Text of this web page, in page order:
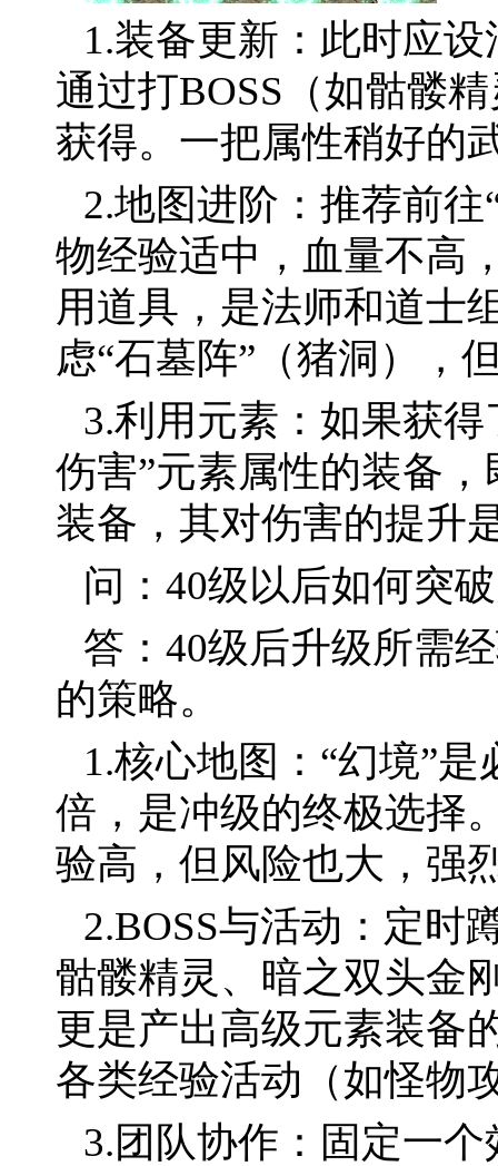
1.装备更新：此时应
通过打BOSS（如骷髅
获得。一把属性稍好的
2.地图进阶：推荐前
物经验适中，血量不高
用道具，是法师和道士
虑“石墓阵”（猪洞），
3.利用元素：如果获
伤害”元素属性的装备
装备，其对伤害的提升
问：40级以后如何突
答：40级后升级所需
的策略。
1.核心地图：“幻境”
倍，是冲级的终极选择
验高，但风险也大，强
2.BOSS与活动：定时
骷髅精灵、暗之双头金
更是产出高级元素装备
各类经验活动（如怪物
3.团队协作：固定一